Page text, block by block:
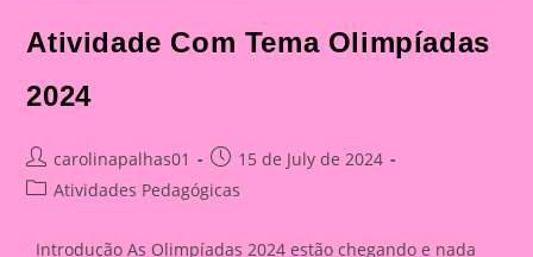
Atividade Com Tema Olimpíadas
2024
Post
author:
carolinapalhas01
Post
published:
15 de July de 2024
PostAtividades Pedagógicas
Introdução As Olimpíadas 2024 estão chegando e nada